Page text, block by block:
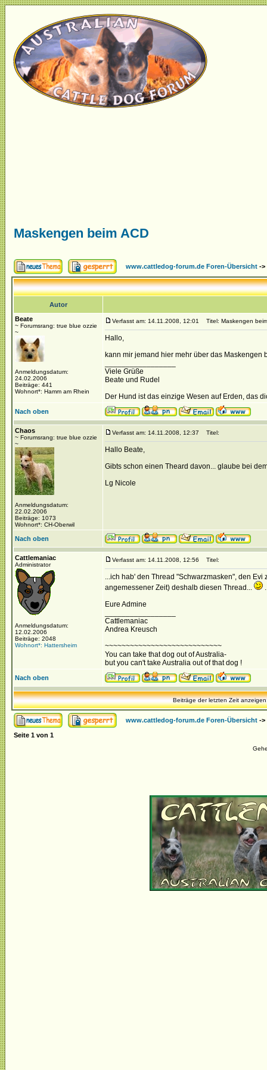
Maskengen beim ACD
www.cattledog-forum.de Foren-Übersicht ->
Autor
Beate
~ Forumsrang: true blue ozzie
~
Anmeldungsdatum:
24.02.2006
Beiträge: 441
Wohnort*: Hamm am Rhein
Verfasst am: 14.11.2008, 12:01 Titel: Maskengen
Hallo,
kann mir jemand hier mehr über das
Viele Grüße
Beate und Rudel
Der Hund ist das einzige Wesen auf Erden, das
Nach oben
Chaos
~ Forumsrang: true blue ozzie
~
Anmeldungsdatum:
22.02.2006
Beiträge: 1073
Wohnort*: CH-Oberwil
Verfasst am: 14.11.2008, 12:37 Titel:
Hallo Beate,
Gibts schon einen Theard davon... glaube bei
Lg Nicole
Nach oben
Cattlemaniac
Administrator
Anmeldungsdatum:
12.02.2006
Beiträge: 2048
Wohnort*: Hattersheim
Verfasst am: 14.11.2008, 12:56 Titel:
...ich hab' den Thread "Schwarzmasken", den
angemessener Zeit) deshalb diesen Thread...
Eure Admine
Cattlemaniac
Andrea Kreusch
~~~~~~~~~~~~~~~~~~~~~~~~~~~~
You can take that dog out of Australia-
but you can't take Australia out of that dog !
Nach oben
Beiträge der letzten Zeit
www.cattledog-forum.de Foren-Übersicht ->
Seite 1 von 1